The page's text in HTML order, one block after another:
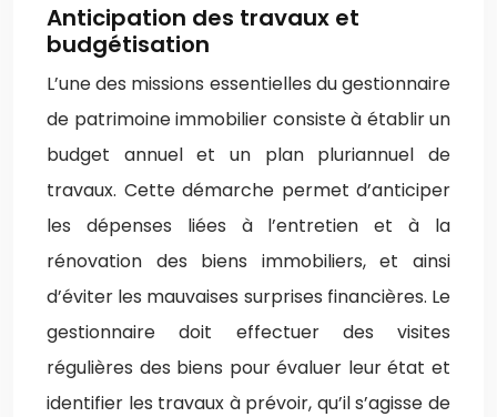
Anticipation des travaux et
budgétisation
L’une des missions essentielles du gestionnaire
de patrimoine immobilier consiste à établir un
budget annuel et un plan pluriannuel de
travaux. Cette démarche permet d’anticiper
les dépenses liées à l’entretien et à la
rénovation des biens immobiliers, et ainsi
d’éviter les mauvaises surprises financières. Le
gestionnaire doit effectuer des visites
régulières des biens pour évaluer leur état et
identifier les travaux à prévoir, qu’il s’agisse de